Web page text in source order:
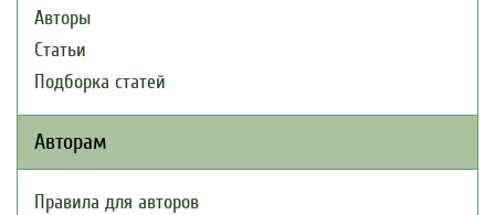
Авторы
Статьи
Подборка статей
Авторам
Правила для авторов